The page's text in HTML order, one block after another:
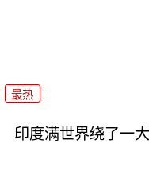
最热
印度满世界绕了一